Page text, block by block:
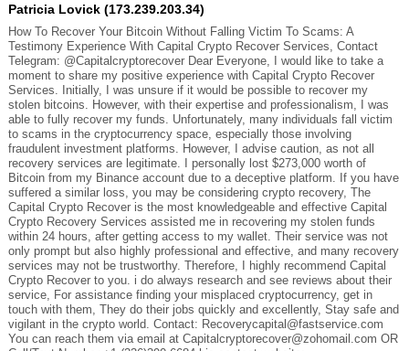
Patricia Lovick (173.239.203.34)
How To Recover Your Bitcoin Without Falling Victim To Scams: A
Testimony Experience With Capital Crypto Recover Services, Contact
Telegram: @Capitalcryptorecover Dear Everyone, I would like to take a
moment to share my positive experience with Capital Crypto Recover
Services. Initially, I was unsure if it would be possible to recover my
stolen bitcoins. However, with their expertise and professionalism, I was
able to fully recover my funds. Unfortunately, many individuals fall victim
to scams in the cryptocurrency space, especially those involving
fraudulent investment platforms. However, I advise caution, as not all
recovery services are legitimate. I personally lost $273,000 worth of
Bitcoin from my Binance account due to a deceptive platform. If you have
suffered a similar loss, you may be considering crypto recovery, The
Capital Crypto Recover is the most knowledgeable and effective Capital
Crypto Recovery Services assisted me in recovering my stolen funds
within 24 hours, after getting access to my wallet. Their service was not
only prompt but also highly professional and effective, and many recovery
services may not be trustworthy. Therefore, I highly recommend Capital
Crypto Recover to you. i do always research and see reviews about their
service, For assistance finding your misplaced cryptocurrency, get in
touch with them, They do their jobs quickly and excellently, Stay safe and
vigilant in the crypto world. Contact: Recoverycapital@fastservice.com
You can reach them via email at Capitalcryptorecover@zohomail.com OR